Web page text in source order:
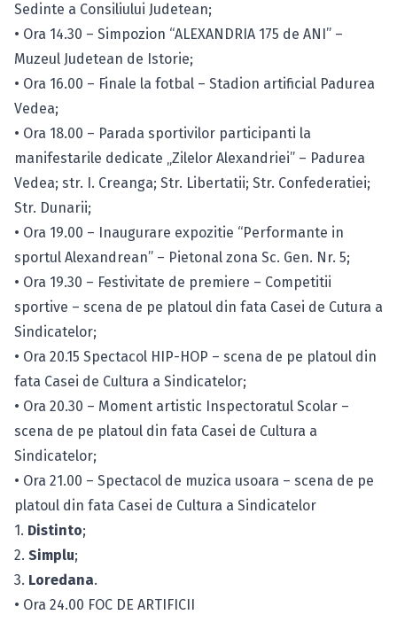
Sedinte a Consiliului Judetean;
• Ora 14.30 – Simpozion “ALEXANDRIA 175 de ANI” –
Muzeul Judetean de Istorie;
• Ora 16.00 – Finale la fotbal – Stadion artificial Padurea
Vedea;
• Ora 18.00 – Parada sportivilor participanti la
manifestarile dedicate „Zilelor Alexandriei” – Padurea
Vedea; str. I. Creanga; Str. Libertatii; Str. Confederatiei;
Str. Dunarii;
• Ora 19.00 – Inaugurare expozitie “Performante in
sportul Alexandrean” – Pietonal zona Sc. Gen. Nr. 5;
• Ora 19.30 – Festivitate de premiere – Competitii
sportive – scena de pe platoul din fata Casei de Cutura a
Sindicatelor;
• Ora 20.15 Spectacol HIP-HOP – scena de pe platoul din
fata Casei de Cultura a Sindicatelor;
• Ora 20.30 – Moment artistic Inspectoratul Scolar –
scena de pe platoul din fata Casei de Cultura a
Sindicatelor;
• Ora 21.00 – Spectacol de muzica usoara – scena de pe
platoul din fata Casei de Cultura a Sindicatelor
1. Distinto;
2. Simplu;
3. Loredana.
• Ora 24.00 FOC DE ARTIFICII